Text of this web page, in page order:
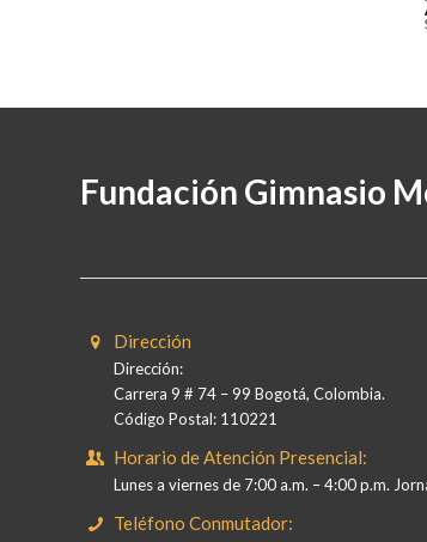
Fundación Gimnasio
Dirección
Dirección:
Carrera 9 # 74 – 99 Bogotá, Colombia.
Código Postal: 110221
Horario de Atención Presencial:
Lunes a viernes de 7:00 a.m. – 4:00 p.m.
Teléfono Conmutador: